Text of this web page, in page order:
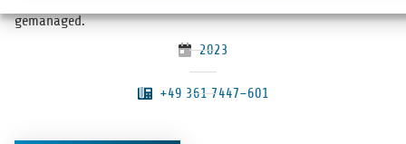
gemanaged.
2023
+49 361 7447–601